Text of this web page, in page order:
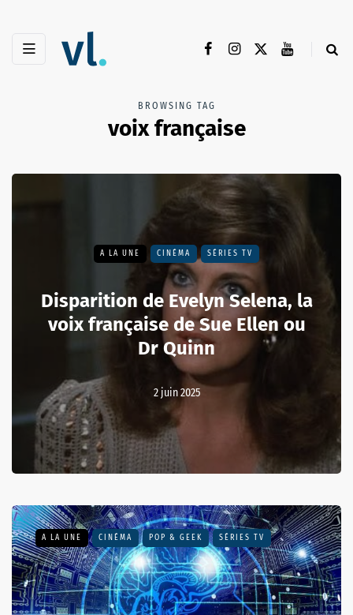
BROWSING TAG
voix française
A LA UNE CINÉMA SÉRIES TV
Disparition de Evelyn Selena, la
voix française de Sue Ellen ou
Dr Quinn
2 juin 2025
A LA UNE CINÉMA POP & GEEK SÉRIES TV